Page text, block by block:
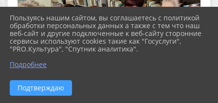
Пользуясь нашим сайтом, вы соглашаетесь с политикой
обработки персональных данных а также с тем что наш
веб-сайт и другие подключенные к веб-сайту сторонние
сервисы используют cookies такие как "Госуслуги",
"PRO.Культура", "Спутник аналитика".
Подробнее
Подтверждаю